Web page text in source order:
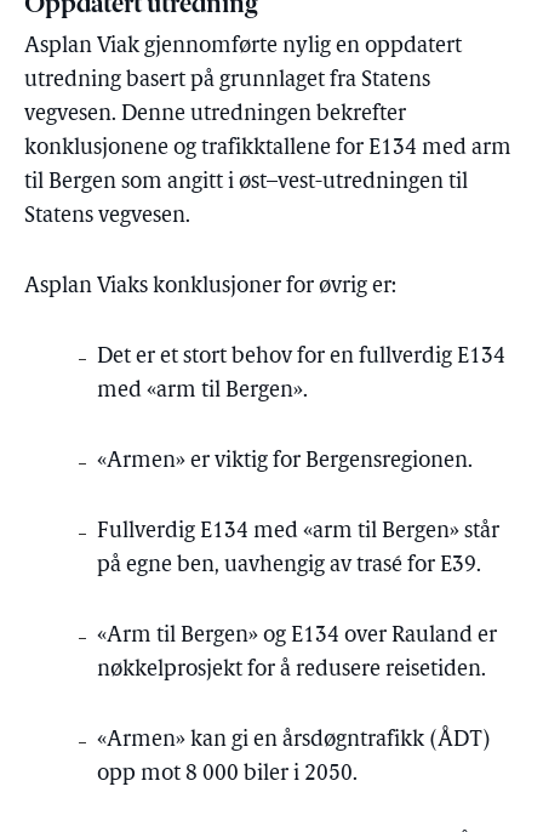
Oppdatert utredning
Asplan Viak gjennomførte nylig en oppdatert
utredning basert på grunnlaget fra Statens
vegvesen. Denne utredningen bekrefter
konklusjonene og trafikktallene for E134 med arm
til Bergen som angitt i øst–vest-utredningen til
Statens vegvesen.
Asplan Viaks konklusjoner for øvrig er:
Det er et stort behov for en fullverdig E134
med «arm til Bergen».
«Armen» er viktig for Bergensregionen.
Fullverdig E134 med «arm til Bergen» står
på egne ben, uavhengig av trasé for E39.
«Arm til Bergen» og E134 over Rauland er
nøkkelprosjekt for å redusere reisetiden.
«Armen» kan gi en årsdøgntrafikk (ÅDT)
opp mot 8 000 biler i 2050.